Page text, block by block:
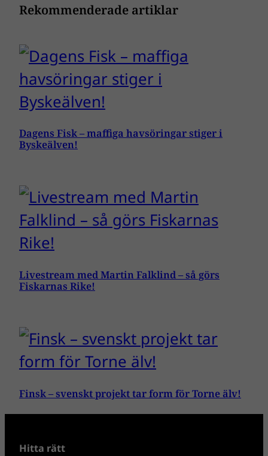
Rekommenderade artiklar
Dagens Fisk – maffiga havsöringar stiger i
Byskeälven!
Livestream med Martin Falklind – så görs
Fiskarnas Rike!
Finsk – svenskt projekt tar form för Torne älv!
Hitta rätt